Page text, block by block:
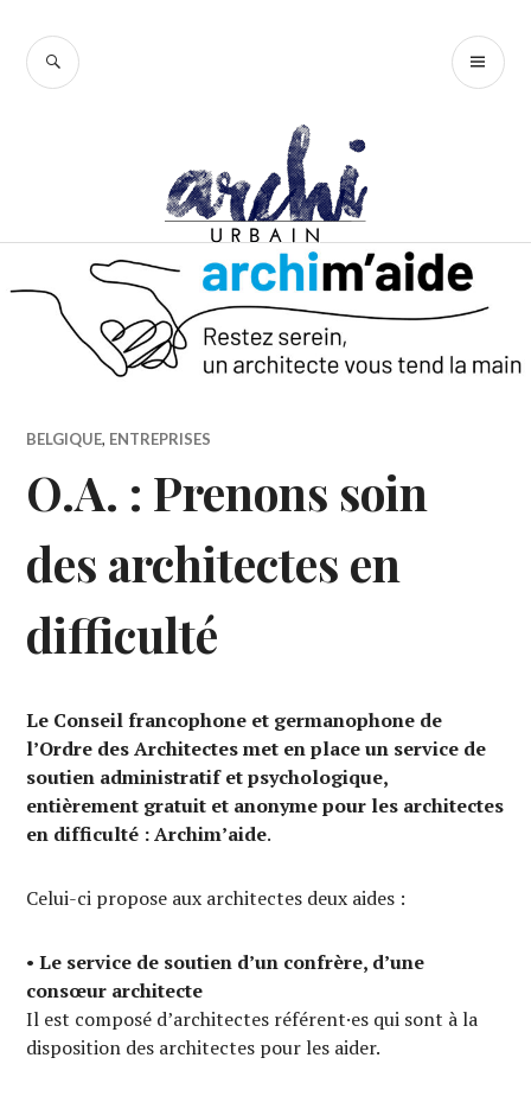
contenu
RECHERCHE
BELGIQUE, ENTREPRISES
O.A. : Prenons soin
des architectes en
difficulté
Le Conseil francophone et germanophone de
l’Ordre des Architectes met en place un service de
soutien administratif et psychologique,
entièrement gratuit et anonyme pour les architectes
en difficulté : Archim’aide.
Celui-ci propose aux architectes deux aides :
•Le service de soutien d’un confrère, d’une
consœur architecte
Il est composé d’architectes référent·es qui sont à la
disposition des architectes pour les aider.